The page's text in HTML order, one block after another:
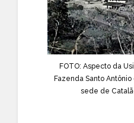
FOTO: Aspecto da
Fazenda Santo
sede de